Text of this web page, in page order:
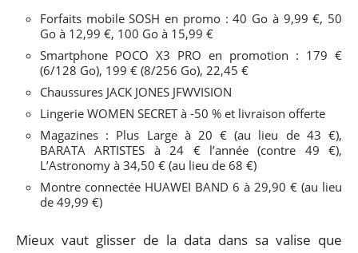
Forfaits mobile SOSH en promo : 40 Go à 9,99 €, 50
Go à 12,99 €, 100 Go à 15,99 €
Smartphone POCO X3 PRO en promotion : 179 €
(6/128 Go), 199 € (8/256 Go), 22,45 €
Chaussures JACK JONES JFWVISION
Lingerie WOMEN SECRET à -50 % et livraison offerte
Magazines : Plus Large à 20 € (au lieu de 43 €),
BARATA ARTISTES à 24 € l’année (contre 49 €),
L’Astronomy à 34,50 € (au lieu de 68 €)
Montre connectée HUAWEI BAND 6 à 29,90 € (au lieu
de 49,99 €)
Mieux vaut glisser de la data dans sa valise que